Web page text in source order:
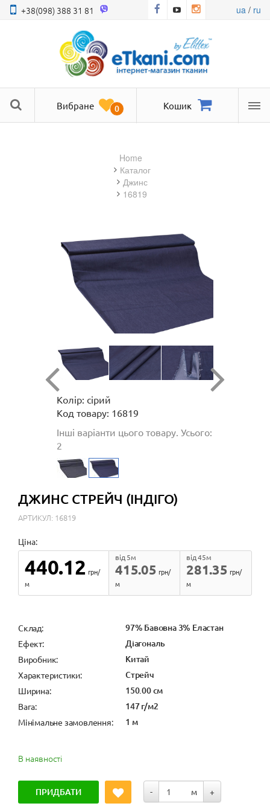
+38(098) 388 31 81 ua/ ru
Вибране 0 Кошик
Home
Каталог
джинс
16819
Колір: сірий
Код товару: 16819
Інші варіанти цього товару. Усього:
2
ДЖИНС СТРЕЙЧ (ІНДІГО)
АРТИКУЛ: 16819
Ціна:
440.12 грн/
м
415.05
від 5м
грн/
м
281.35
від 45м
грн/
м
Cклад: 97% Бавовна 3% Еластан
Ефект: Діагональ
Виробник: Китай
Характеристики: Стрейч
Ширина: 150.00 см
Вага: 147 г/м2
Мінімальне замовлення: 1 м
В наявності
ПРИДБАТИ - м +